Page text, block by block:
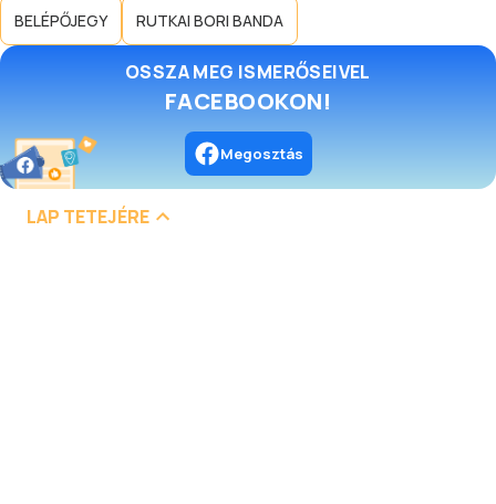
BELÉPŐJEGY RUTKAI BORI BANDA
OSSZA MEG ISMERŐSEIVEL
FACEBOOKON!
Megosztás
LAP TETEJÉRE